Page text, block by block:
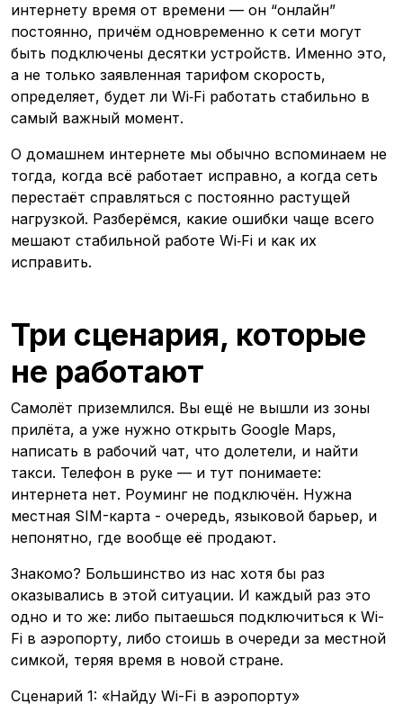
интернету время от времени — он “онлайн”
постоянно, причём одновременно к сети могут
быть подключены десятки устройств. Именно это,
а не только заявленная тарифом скорость,
определяет, будет ли Wi‑Fi работать стабильно в
самый важный момент.
О домашнем интернете мы обычно вспоминаем не
тогда, когда всё работает исправно, а когда сеть
перестаёт справляться с постоянно растущей
нагрузкой. Разберёмся, какие ошибки чаще всего
мешают стабильной работе Wi‑Fi и как их
исправить.
Три сценария, которые
не работают
Самолёт приземлился. Вы ещё не вышли из зоны
прилёта, а уже нужно открыть Google Maps,
написать в рабочий чат, что долетели, и найти
такси. Телефон в руке — и тут понимаете:
интернета нет. Роуминг не подключён. Нужна
местная SIM-карта - очередь, языковой барьер, и
непонятно, где вообще её продают.
Знакомо? Большинство из нас хотя бы раз
оказывались в этой ситуации. И каждый раз это
одно и то же: либо пытаешься подключиться к Wi-
Fi в аэропорту, либо стоишь в очереди за местной
симкой, теряя время в новой стране.
Сценарий 1: «Найду Wi-Fi в аэропорту»